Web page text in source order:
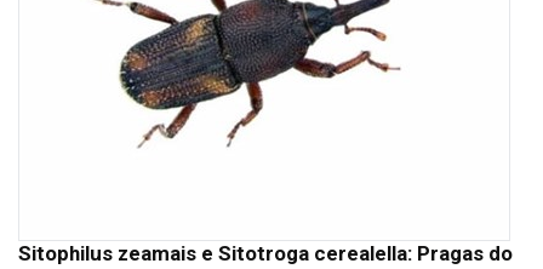
Sitophilus zeamais e Sitotroga cerealella: Pragas do